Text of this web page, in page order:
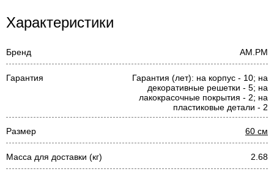
Характеристики
Бренд AM.PM
Гарантия
Гарантия (лет): на корпус - 10; на
декоративные решетки - 5; на
лакокрасочные покрытия - 2; на
пластиковые детали - 2
Размер 60 см
Масса для доставки (кг) 2.68